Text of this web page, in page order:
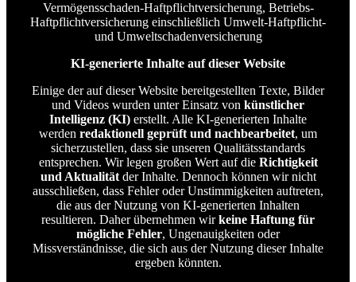
Vermögensschaden-Haftpflichtversicherung, Betriebs-
Haftpflichtversicherung einschließlich Umwelt-Haftpflicht-
und Umweltschadenversicherung
KI-generierte Inhalte auf dieser Website
Einige der auf dieser Website bereitgestellten Texte, Bilder
und Videos wurden unter Einsatz von künstlicher
Intelligenz (KI) erstellt. Alle KI-generierten Inhalte
werden redaktionell geprüft und nachbearbeitet, um
sicherzustellen, dass sie unseren Qualitätsstandards
entsprechen. Wir legen großen Wert auf die Richtigkeit
und Aktualitätder Inhalte. Dennoch können wir nicht
ausschließen, dass Fehler oder Unstimmigkeiten auftreten,
die aus der Nutzung von KI-generierten Inhalten
resultieren. Daher übernehmen wirkeine Haftung für
mögliche Fehler, Ungenauigkeiten oder
Missverständnisse, die sich aus der Nutzung dieser Inhalte
ergeben könnten.